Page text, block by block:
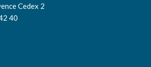
Cedex 2
40